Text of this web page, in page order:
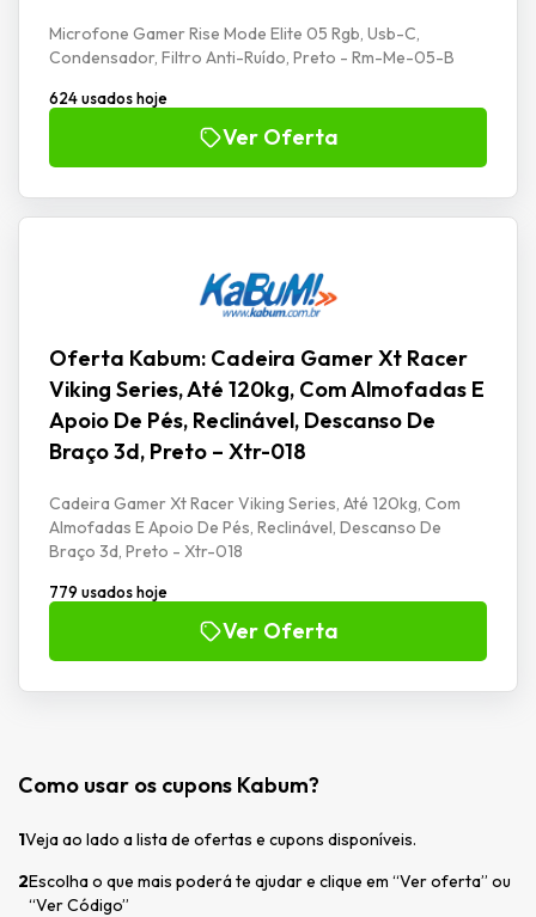
Microfone Gamer Rise Mode Elite 05 Rgb, Usb-C,
Condensador, Filtro Anti-Ruído, Preto - Rm-Me-05-B
624 usados hoje
Ver Oferta
Oferta Kabum: Cadeira Gamer Xt Racer
Viking Series, Até 120kg, Com Almofadas E
Apoio De Pés, Reclinável, Descanso De
Braço 3d, Preto – Xtr-018
Cadeira Gamer Xt Racer Viking Series, Até 120kg, Com
Almofadas E Apoio De Pés, Reclinável, Descanso De
Braço 3d, Preto - Xtr-018
779 usados hoje
Ver Oferta
Como usar os cupons Kabum?
1Veja ao lado a lista de ofertas e cupons disponíveis.
2Escolha o que mais poderá te ajudar e clique em “Ver oferta” ou
“Ver Código”